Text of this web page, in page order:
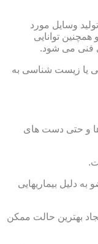
وسایل مورد
توانایی
یا زیست شناسی به
و حتی دست های
دلیل بیماریهایی
بهترین حالت ممکن